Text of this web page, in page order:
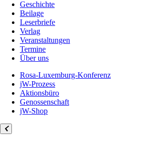
Geschichte
Beilage
Leserbriefe
Verlag
Veranstaltungen
Termine
Über uns
Rosa-Luxemburg-Konferenz
jW-Prozess
Aktionsbüro
Genossenschaft
jW-Shop